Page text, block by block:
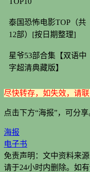
泰国恐怖电影TOP（共
12部）[按日期整理]
星爷53部合集【双语中
字超清典藏版】
尽快转存，如失效，请联
点击下方“海报”，可分享
海报
电子书
免责声明：文中资料来
请于24小时内删除。如